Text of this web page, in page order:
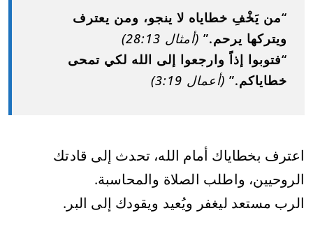
“من يَخْفِ خطاياه لا ينجو، ومن يعترف
ويتركها يرحم.” (أمثال 28:13)
“فتوبوا إذاً وارجعوا إلى الله لكي تمحى
خطاياكم.” (أعمال 3:19)
اعترف بخطاياك أمام الله، تحدث إلى قادتك
الروحيين، واطلب الصلاة والمحاسبة.
الرب مستعد ليغفر ويُعيد ويقودك إلى البر.